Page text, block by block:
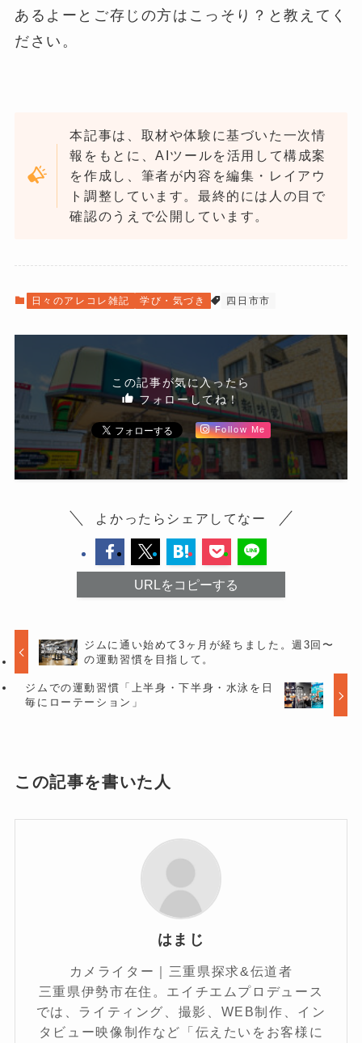
あるよーとご存じの方はこっそり？と教えてく
ださい。
本記事は、取材や体験に基づいた一次情
報をもとに、AIツールを活用して構成案
を作成し、筆者が内容を編集・レイアウ
ト調整しています。最終的には人の目で
確認のうえで公開しています。
日々のアレコレ雑記 学び・気づき 四日市市
この記事が気に入ったら
フォローしてね！
Follow Me
よかったらシェアしてなー
URLをコピーする
ジムに通い始めて3ヶ月が経ちました。週3回〜
の運動習慣を目指して。
ジムでの運動習慣「上半身・下半身・水泳を日
毎にローテーション」
この記事を書いた人
はまじ
カメライター｜三重県探求&伝道者
三重県伊勢市在住。エイチエムプロデュース
では、ライティング、撮影、WEB制作、イン
タビュー映像制作など「伝えたいをお客様に